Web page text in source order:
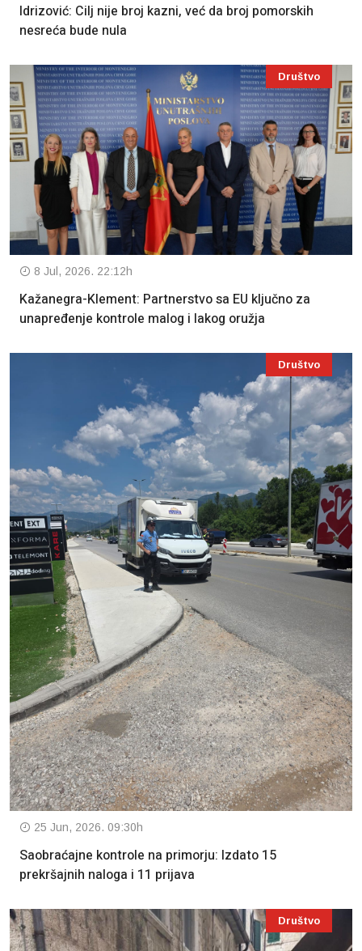
Idrizović: Cilj nije broj kazni, već da broj pomorskih
nesreća bude nula
Društvo
8 Jul, 2026. 22:12h
Kažanegra-Klement: Partnerstvo sa EU ključno za
unapređenje kontrole malog i lakog oružja
Društvo
25 Jun, 2026. 09:30h
Saobraćajne kontrole na primorju: Izdato 15
prekršajnih naloga i 11 prijava
Društvo